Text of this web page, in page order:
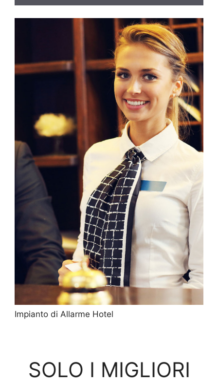
Impianto di Allarme Hotel
SOLO I MIGLIORI